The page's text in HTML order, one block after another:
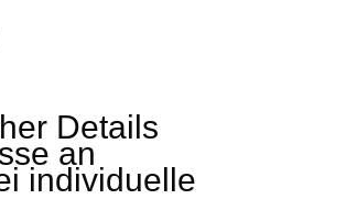
Details
an
individuelle